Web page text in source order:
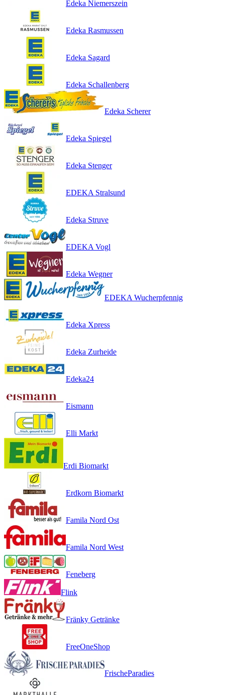
Edeka Niemerszein
Edeka Rasmussen
Edeka Sagard
Edeka Schallenberg
Edeka Scherer
Edeka Spiegel
Edeka Stenger
EDEKA Stralsund
Edeka Struve
EDEKA Vogl
Edeka Wegner
EDEKA Wucherpfennig
Edeka Xpress
Edeka Zurheide
Edeka24
Eismann
Elli Markt
Erdi Biomarkt
Erdkorn Biomarkt
Famila Nord Ost
Famila Nord West
Feneberg
Flink
Fränky Getränke
FreeOneShop
FrischeParadies